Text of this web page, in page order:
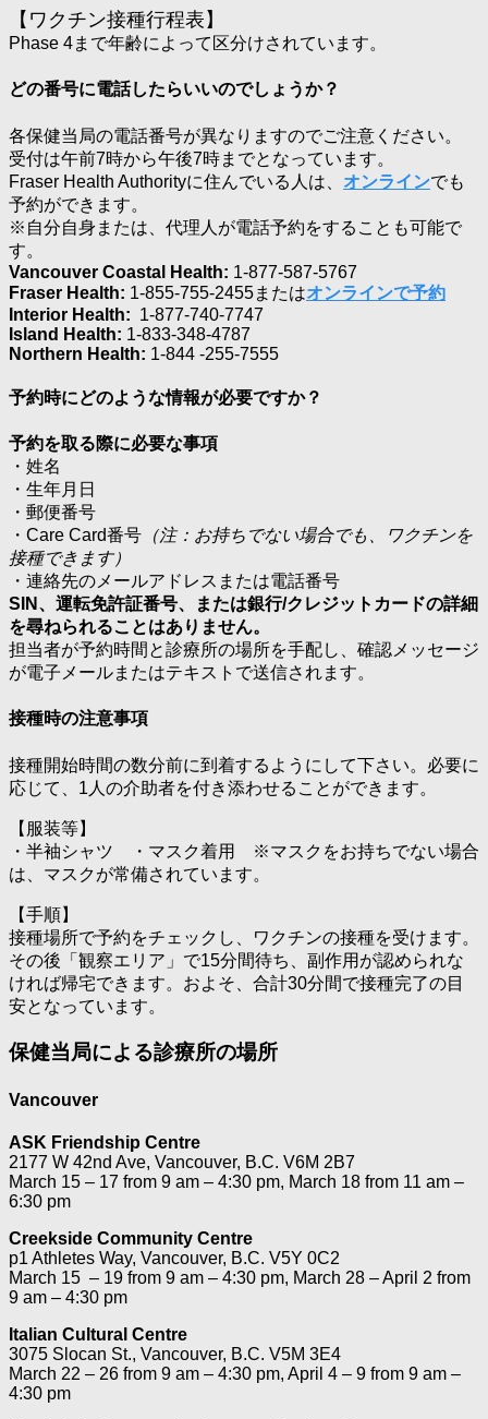
【ワクチン接種行程表】
Phase 4まで年齢によって区分けされています。
どの番号に電話したらいいのでしょうか？
各保健当局の電話番号が異なりますのでご注意ください。
受付は午前7時から午後7時までとなっています。
Fraser Health Authorityに住んでいる人は、 オンラインでも
予約ができます。
※自分自身または、代理人が電話予約をすることも可能で
す。
Vancouver Coastal Health: 1-877-587-5767
Fraser Health: 1-855-755-2455またはオンラインで予約
Interior Health: 1-877-740-7747
Island Health: 1-833-348-4787
Northern Health: 1-844 -255-7555
予約時にどのような情報が必要ですか？
予約を取る際に必要な事項
・姓名
・生年月日
・郵便番号
・Care Card番号 （注：お持ちでない場合でも、ワクチンを
接種できます）
・連絡先のメールアドレスまたは電話番号
SIN、運転免許証番号、または銀行/クレジットカードの詳細
を尋ねられることはありません。
担当者が予約時間と診療所の場所を手配し、確認メッセージ
が電子メールまたはテキストで送信されます。
接種時の注意事項
接種開始時間の数分前に到着するようにして下さい。必要に
応じて、1人の介助者を付き添わせることができます。
【服装等】
・半袖シャツ ・マスク着用 ※マスクをお持ちでない場合
は、マスクが常備されています。
【手順】
接種場所で予約をチェックし、ワクチンの接種を受けます。
その後「観察エリア」で15分間待ち、副作用が認められな
ければ帰宅できます。およそ、合計30分間で接種完了の目
安となっています。
保健当局による診療所の場所
Vancouver
ASK Friendship Centre
2177 W 42nd Ave, Vancouver, B.C. V6M 2B7
March 15 – 17 from 9 am – 4:30 pm, March 18 from 11 am –
6:30 pm
Creekside Community Centre
p1 Athletes Way, Vancouver, B.C. V5Y 0C2
March 15 – 19 from 9 am – 4:30 pm, March 28 – April 2 from
9 am – 4:30 pm
Italian Cultural Centre
3075 Slocan St., Vancouver, B.C. V5M 3E4
March 22 – 26 from 9 am – 4:30 pm, April 4 – 9 from 9 am –
4:30 pm